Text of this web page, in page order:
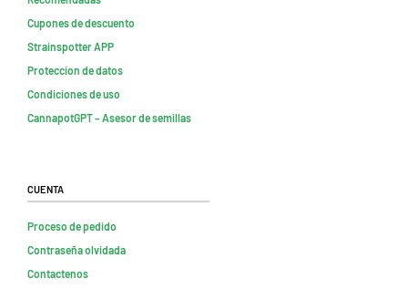
Cupones de descuento
Strainspotter APP
Proteccion de datos
Condiciones de uso
CannapotGPT – Asesor de semillas
Cuenta
Proceso de pedido
Contraseña olvidada
Contactenos